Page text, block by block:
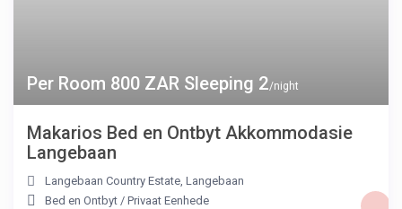
Per Room 800 ZAR Sleeping 2/night
Makarios Bed en Ontbyt Akkommodasie
Langebaan
Langebaan Country Estate,Langebaan
Bed en Ontbyt /Privaat Eenhede